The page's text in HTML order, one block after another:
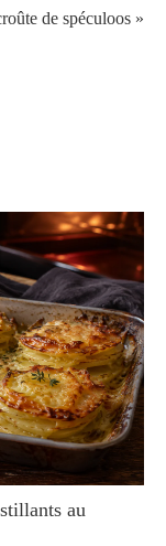
de spéculoos »
au